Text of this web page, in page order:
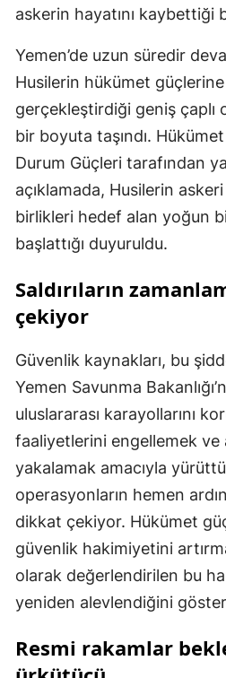
askerin hayatını kaybettiği
Yemen’de uzun süredir
Husilerin hükümet
gerçekleştirdiği geniş çaplı
bir boyuta taşındı. Hükümet
Durum Güçleri tarafından
açıklamada, Husilerin
birlikleri hedef alan yoğun
başlattığı duyuruldu.
Saldırıların
çekiyor
Güvenlik kaynakları, bu
Yemen Savunma
uluslararası karayollarını
faaliyetlerini engellemek ve
yakalamak amacıyla
operasyonların hemen
dikkat çekiyor. Hükümet
güvenlik hakimiyetini
olarak değerlendirilen bu
yeniden alevlendiğini
Resmi rakamlar